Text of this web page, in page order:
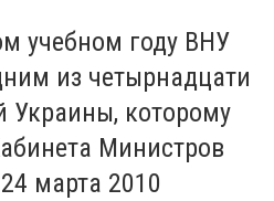
учебном году ВНУ
из четырнадцати
Украины, которому
Министров
марта 2010